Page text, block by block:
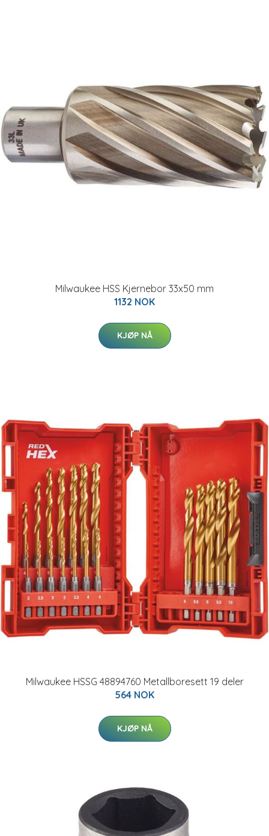
Milwaukee HSS Kjernebor 33x50 mm
1132 NOK
KJØP NÅ
Milwaukee HSSG 48894760 Metallboresett 19 deler
564 NOK
KJØP NÅ